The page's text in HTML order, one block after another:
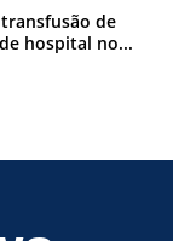
de
hospital no...